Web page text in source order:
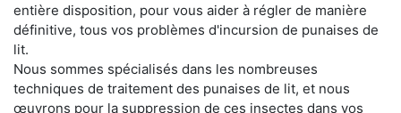
entière disposition, pour vous aider à régler de manière
définitive, tous vos problèmes d'incursion de punaises de
lit.
Nous sommes spécialisés dans les nombreuses
techniques de traitement des punaises de lit, et nous
œuvrons pour la suppression de ces insectes dans vos